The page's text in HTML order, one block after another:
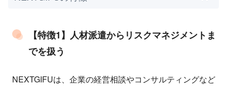
【特徴1】人材派遣からリスクマネジメントま
でを扱う
NEXTGIFUは、企業の経営相談やコンサルティングなど